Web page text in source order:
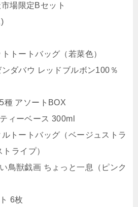
場限定Bセット
トートバッグ（若菜色）
ンダバウ レッドブルボン100％
種 アソートBOX
ィーベース 300ml
ルトートバッグ（ベージュストラ
ライプ）
鳥獣戯画 ちょっと一息（ピンク
6枚